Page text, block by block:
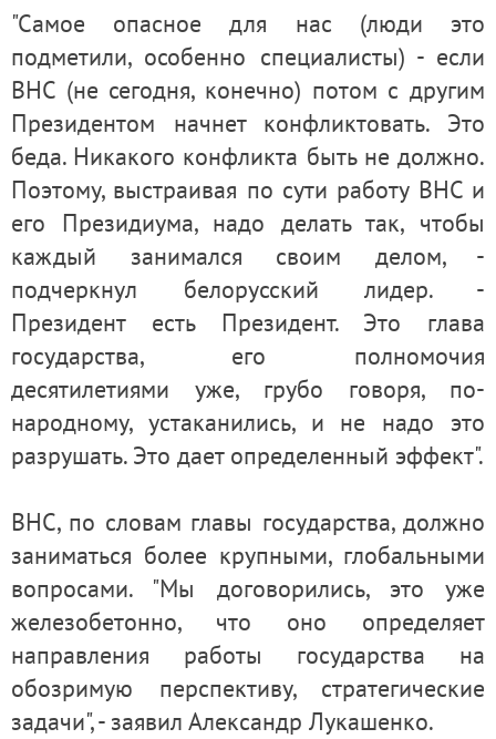
"Самое опасное для нас (люди это
подметили, особенно специалисты) - если
ВНС (не сегодня, конечно) потом с другим
Президентом начнет конфликтовать. Это
беда. Никакого конфликта быть не должно.
Поэтому, выстраивая по сути работу ВНС и
его Президиума, надо делать так, чтобы
каждый занимался своим делом, -
подчеркнул белорусский лидер. -
Президент есть Президент. Это глава
государства, его полномочия
десятилетиями уже, грубо говоря, по-
народному, устаканились, и не надо это
разрушать. Это дает определенный эффект".
ВНС, по словам главы государства, должно
заниматься более крупными, глобальными
вопросами. "Мы договорились, это уже
железобетонно, что оно определяет
направления работы государства на
обозримую перспективу, стратегические
задачи", - заявил Александр Лукашенко.